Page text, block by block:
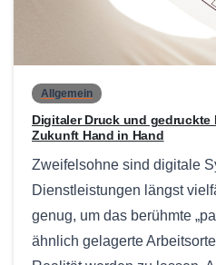
Allgemein
Digitaler Druck und
Zukunft Hand in Hand
Zweifelsohne sind digitale
Dienstleistungen längst
genug, um das berühmte
ähnlich gelagerte